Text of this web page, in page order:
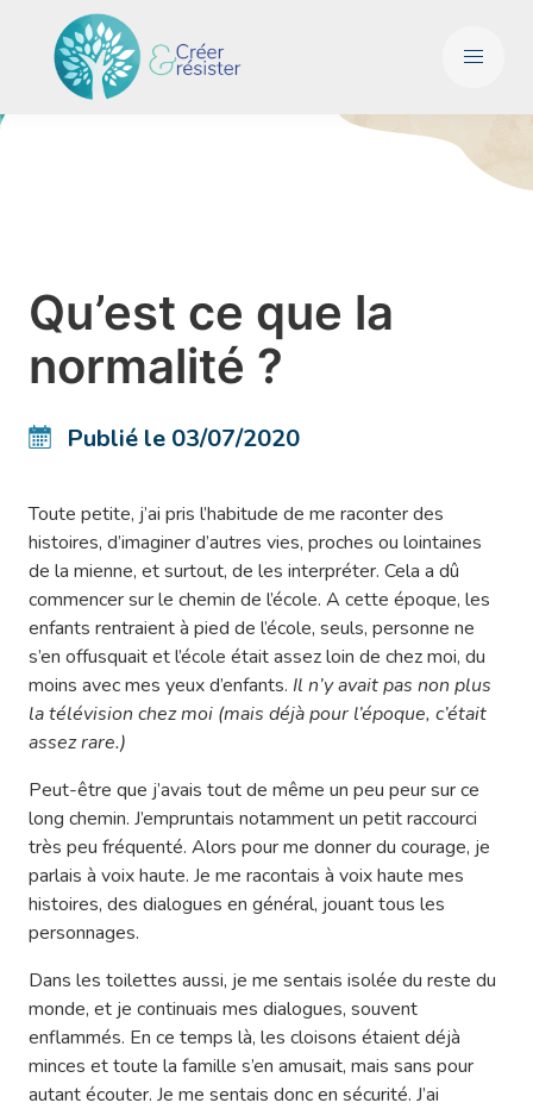
Qu’est ce que la
normalité ?
Publié le 03/07/2020
Toute petite, j’ai pris l’habitude de me raconter des
histoires, d’imaginer d’autres vies, proches ou lointaines
de la mienne, et surtout, de les interpréter. Cela a dû
commencer sur le chemin de l’école. A cette époque, les
enfants rentraient à pied de l’école, seuls, personne ne
s’en offusquait et l’école était assez loin de chez moi, du
moins avec mes yeux d’enfants. Il n’y avait pas non plus
la télévision chez moi (mais déjà pour l’époque, c’était
assez rare.)
Peut-être que j’avais tout de même un peu peur sur ce
long chemin. J’empruntais notamment un petit raccourci
très peu fréquenté. Alors pour me donner du courage, je
parlais à voix haute. Je me racontais à voix haute mes
histoires, des dialogues en général, jouant tous les
personnages.
Dans les toilettes aussi, je me sentais isolée du reste du
monde, et je continuais mes dialogues, souvent
enflammés. En ce temps là, les cloisons étaient déjà
minces et toute la famille s’en amusait, mais sans pour
autant écouter. Je me sentais donc en sécurité. J’ai